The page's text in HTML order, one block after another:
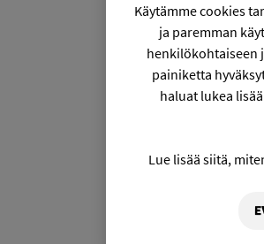
Käytämme cookies
ja paremman
henkilökohtaiseen
painiketta
haluat lukea
Lue lisää siitä,